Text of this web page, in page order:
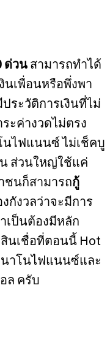
ด่วนสามารถทำได้
นเพื่อนหรือพึ่งพา
ระวัติการเงินที่ไม่
ะค่างวดไม่ตรง
นไฟแนนซ์ ไม่เช็คบู
ส่วนใหญ่ใช้แค่
ชนก็สามารถกู้
กังวลว่าจะมีการ
เป็นต้องมีหลัก
นเชื่อที่ตอนนี้ Hot
นาโนไฟแนนซ์และ
ล ครับ